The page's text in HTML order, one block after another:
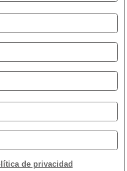
de privacidad